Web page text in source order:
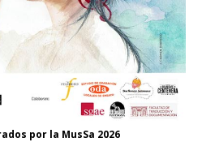
por la MusSa 2026